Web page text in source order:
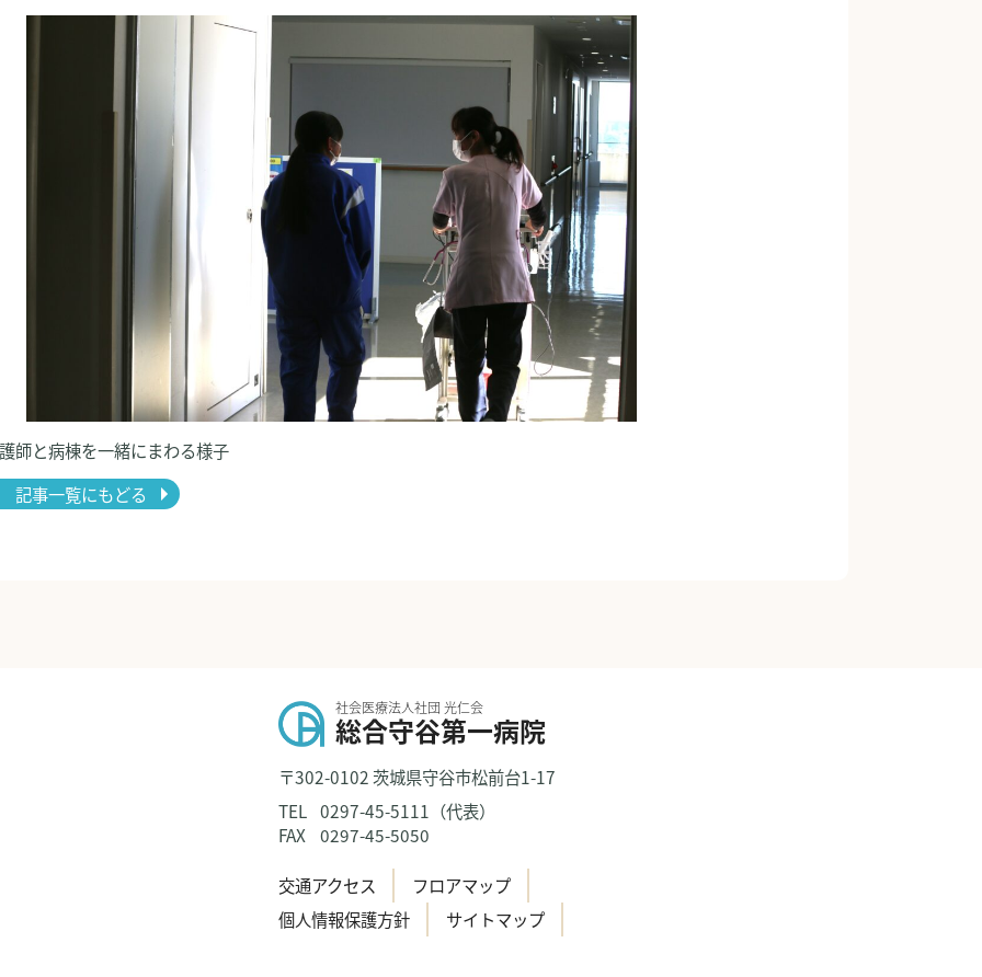
師と病棟を一緒にまわる様子
記事一覧にもどる
社会医療法人社団 光仁会
総合守谷第一病院
〒302-0102 茨城県守谷市松前台1-17
TEL 0297-45-5111（代表）
FAX
0297-45-5050
交通アクセス
フロアマップ
個人情報保護方針
サイトマップ